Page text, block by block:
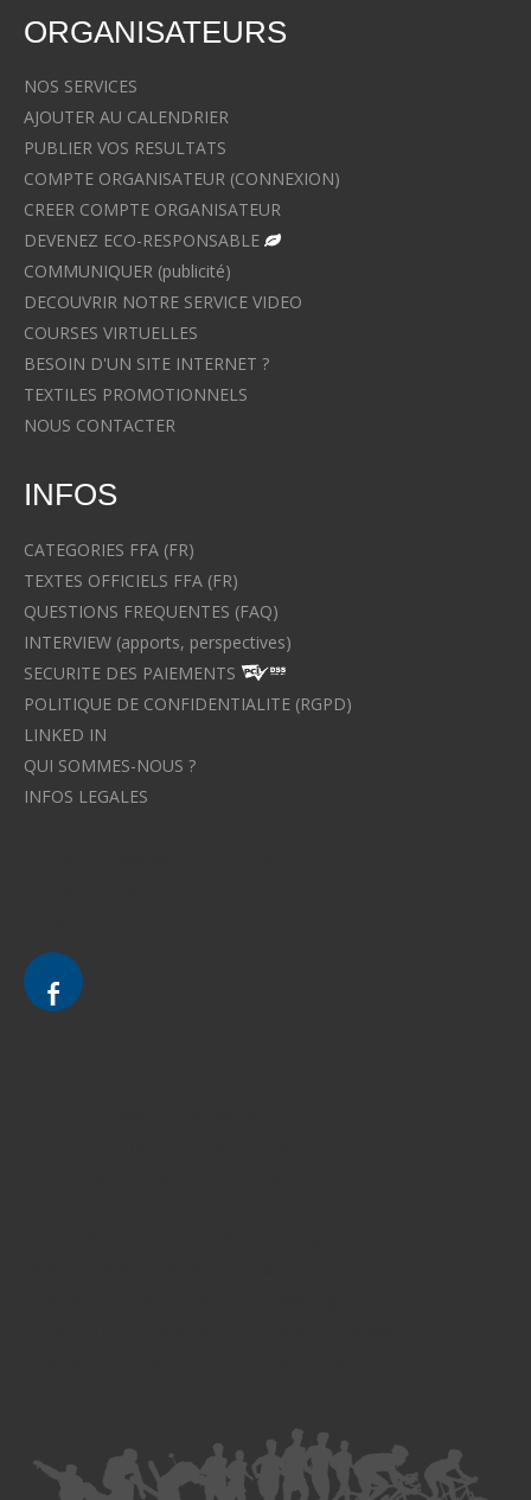
ORGANISATEURS
NOS SERVICES
AJOUTER AU CALENDRIER
PUBLIER VOS RESULTATS
COMPTE ORGANISATEUR (CONNEXION)
CREER COMPTE ORGANISATEUR
DEVENEZ ECO-RESPONSABLE
COMMUNIQUER (publicité)
DECOUVRIR NOTRE SERVICE VIDEO
COURSES VIRTUELLES
BESOIN D'UN SITE INTERNET ?
TEXTILES PROMOTIONNELS
NOUS CONTACTER
INFOS
CATEGORIES FFA (FR)
TEXTES OFFICIELS FFA (FR)
QUESTIONS FREQUENTES (FAQ)
INTERVIEW (apports, perspectives)
SECURITE DES PAIEMENTS
POLITIQUE DE CONFIDENTIALITE (RGPD)
LINKED IN
QUI SOMMES-NOUS ?
INFOS LEGALES